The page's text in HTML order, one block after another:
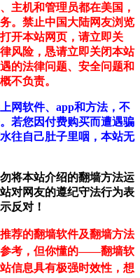
主机和管理员都在美国，
。禁止中国大陆网友浏览
开本站网页，请立即关
风险，恳请立即关闭本站
的法律问题、安全问题和
不负责。
网软件、app和方法，不
若您因付费购买而遭遇骗
往自己肚子里咽，本站无
将本站介绍的翻墙方法运
对网友的遵纪守法行为表
反对！
荐的翻墙软件及翻墙方法
参考，但你懂的——翻墙软
信息具有极强时效性，想